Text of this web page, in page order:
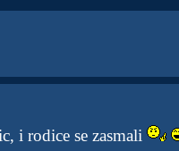
i rodice se zasmali